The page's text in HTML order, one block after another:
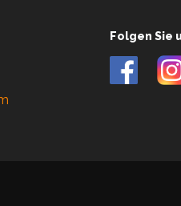
Folgen Sie